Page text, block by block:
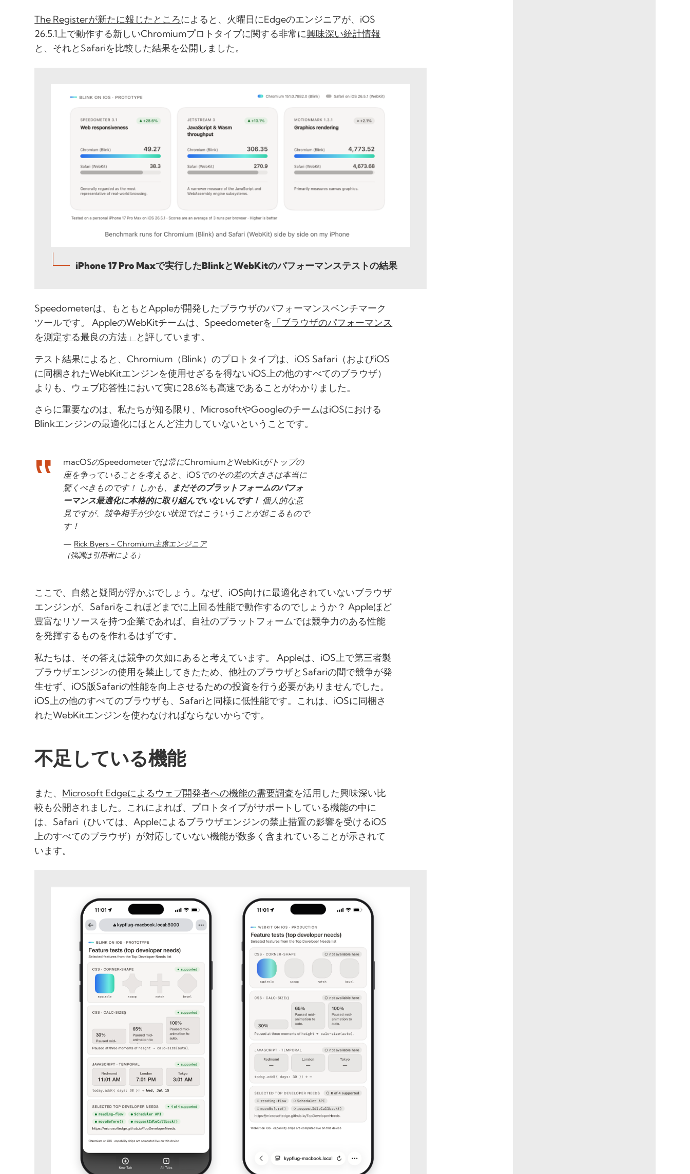
The Registerが新たに報じたところによると、火曜日にEdgeのエンジニアが、iOS
26.5.1上で動作する新しいChromiumプロトタイプに関する非常に興味深い統計情報
と、それとSafariを比較した結果を公開しました。
iPhone 17 Pro Maxで実行したBlinkとWebKitのパフォーマンステストの結果
Speedometerは、もともとAppleが開発したブラウザのパフォーマンスベンチマーク
ツールです。 AppleのWebKitチームは、Speedometerを 「ブラウザのパフォーマンス
を測定する最良の方法」 と評しています。
テスト結果によると、Chromium（Blink）のプロトタイプは、iOS Safari（およびiOS
に同梱されたWebKitエンジンを使用せざるを得ないiOS上の他のすべてのブラウザ）
よりも、ウェブ応答性において実に28.6%も高速であることがわかりました。
さらに重要なのは、私たちが知る限り、MicrosoftやGoogleのチームはiOSにおける
Blinkエンジンの最適化にほとんど注力していないということです。
macOSのSpeedometerでは常にChromiumとWebKitがトップの
座を争っていることを考えると、iOSでのその差の大きさは本当に
驚くべきものです！ しかも、
まだそのプラットフォームのパフォ
ーマンス最適化に本格的に取り組んでいないんです！ 個人的な意
見ですが、競争相手が少ない状況ではこういうことが起こるもので
す！
Rick Byers - Chromium主席エンジニア
（強調は引用者による）
ここで、自然と疑問が浮かぶでしょう。なぜ、iOS向けに最適化されていないブラウザ
エンジンが、Safariをこれほどまでに上回る性能で動作するのでしょうか？ Appleほど
豊富なリソースを持つ企業であれば、自社のプラットフォームでは競争力のある性能
を発揮するものを作れるはずです。
私たちは、その答えは競争の欠如にあると考えています。 Appleは、iOS上で第三者製
ブラウザエンジンの使用を禁止してきたため、他社のブラウザとSafariの間で競争が発
生せず、iOS版Safariの性能を向上させるための投資を行う必要がありませんでした。
iOS上の他のすべてのブラウザも、Safariと同様に低性能です。これは、iOSに同梱さ
れたWebKitエンジンを使わなければならないからです。
不足している機能
また、 Microsoft Edgeによるウェブ開発者への機能の需要調査を活用した興味深い比
較も公開されました。これによれば、プロトタイプがサポートしている機能の中に
は、Safari（ひいては、Appleによるブラウザエンジンの禁止措置の影響を受けるiOS
上のすべてのブラウザ）が対応していない機能が数多く含まれていることが示されて
います。